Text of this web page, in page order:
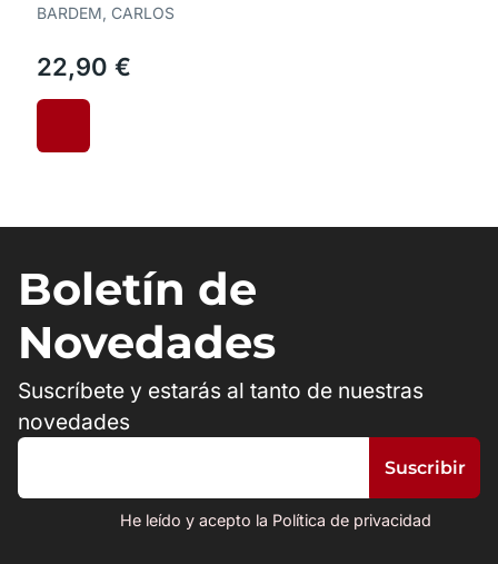
BARDEM, CARLOS
22,90 €
Boletín de
Novedades
Suscríbete y estarás al tanto de nuestras
novedades
He leído y acepto la Política de privacidad